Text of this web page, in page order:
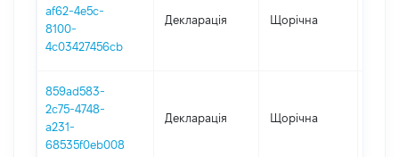
af62-4e5c-
8100-
4c03427456cb
Декларація Щорічна
859ad583-
2c75-4748-
a231-
68535f0eb008
Декларація Щорічна